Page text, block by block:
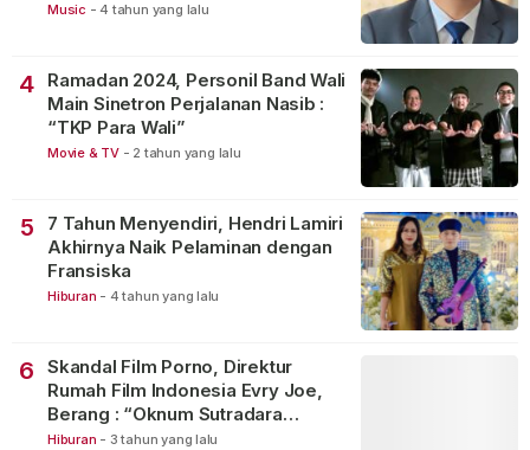
Music - 4 tahun yang lalu
4
Ramadan 2024, Personil Band Wali
Main Sinetron Perjalanan Nasib :
“TKP Para Wali”
Movie & TV - 2 tahun yang lalu
5
7 Tahun Menyendiri, Hendri Lamiri
Akhirnya Naik Pelaminan dengan
Fransiska
Hiburan - 4 tahun yang lalu
6
Skandal Film Porno, Direktur
Rumah Film Indonesia Evry Joe,
Berang : “Oknum Sutradara
Merusak Perfilman Indonesia”!
Hiburan - 3 tahun yang lalu